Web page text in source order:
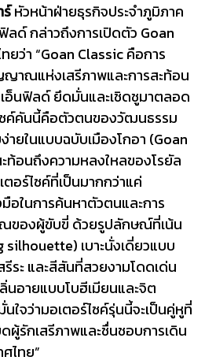
หัวหน้าฝ่ายธุรกิจประจำภูมิภาค
ลด์ กล่าวถึงการเปิดตัว Goan
ยว่า “Goan Classic คือการ
ญาณแห่งเสรีภาพและการสะท้อน
อ็นฟิลด์ ยึดมั่นและเชิดชูมาตลอด
ซค์คันนี้คือตัวตนของวัฒนธรรม
ายในแบบฉบับเมืองโกอา (Goan
อนถึงความหลงใหลของโรยัล
อร์ไซค์ที่เป็นมากกว่าแค่
อในการค้นหาตัวตนและการ
องผู้ขับขี่ ด้วยรูปลักษณ์ที่เน้น
เบาะนั่งเดี่ยวแบบ
ระ และสีสันที่สวยงามโดดเด่น
นอายแบบโบฮีเมียนและจิต
ใจว่ามอเตอร์ไซค์รุ่นนี้จะเป็นคู่หูที่
รักเสรีภาพและชื่นชอบการเดิน
ไทย”